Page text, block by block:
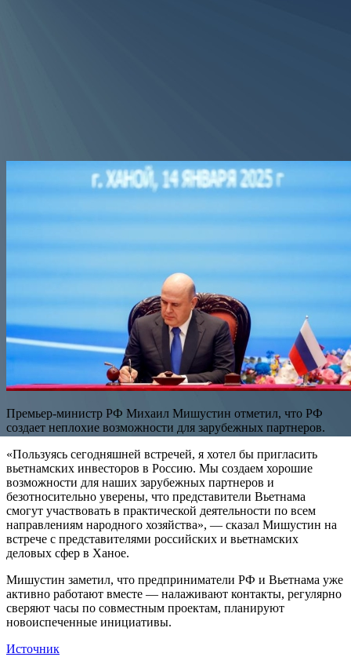
Премьер-министр РФ Михаил Мишустин отметил, что РФ
создает неплохие возможности для зарубежных партнеров.
«Пользуясь сегодняшней встречей, я хотел бы пригласить
вьетнамских инвесторов в Россию. Мы создаем хорошие
возможности для наших зарубежных партнеров и
безотносительно уверены, что представители Вьетнама
смогут участвовать в практической деятельности по всем
направлениям народного хозяйства», — сказал Мишустин на
встрече с представителями российских и вьетнамских
деловых сфер в Ханое.
Мишустин заметил, что предприниматели РФ и Вьетнама уже
активно работают вместе — налаживают контакты, регулярно
сверяют часы по совместным проектам, планируют
новоиспеченные инициативы.
Источник